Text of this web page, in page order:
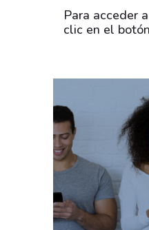
Para acceder
clic en el